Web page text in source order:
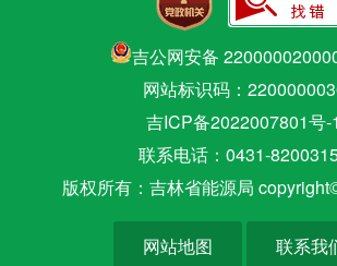
吉公网安备
网站标识码：
吉ICP备2022007801号-1
联系电话：0431-
版权所有：吉林省能源局
网站地图 联系我